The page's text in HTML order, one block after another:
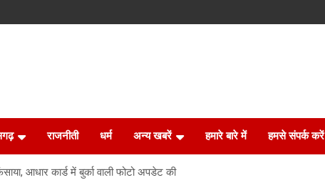
राजनीती धर्म अन्य खबरें हमारे बारे में हमसे संपर्क करें
आधार कार्ड में बुर्का वाली फोटो अपडेट की